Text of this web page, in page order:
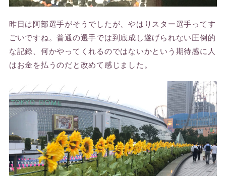
昨日は阿部選手がそうでしたが、やはりスター選手ってす
ごいですね。普通の選手では到底成し遂げられない圧倒的
な記録、何かやってくれるのではないかという期待感に人
はお金を払うのだと改めて感じました。